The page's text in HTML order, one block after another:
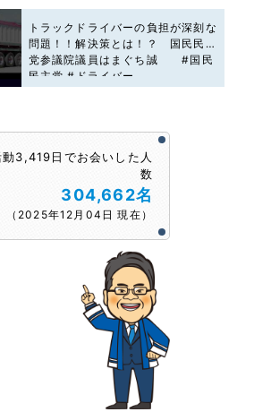
トラックドライバーの負担が深刻な
問題！！解決策とは！？ 国民民主
党参議院議員はまぐち誠 #国民
民主党 #ドライバー
動3,419日でお会いした人
数
304,662名
（2025年12月04日 現在）